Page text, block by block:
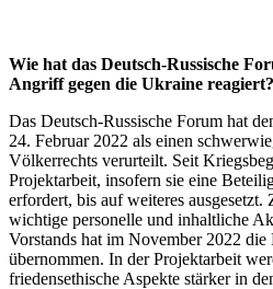
Wie hat das Deutsch-Russische
Angriff gegen die Ukraine reagiert?
Das Deutsch-Russische Forum hat
24. Februar 2022 als einen
Völkerrechts verurteilt. Seit
Projektarbeit, insofern sie eine
erfordert, bis auf weiteres ausgesetzt.
wichtige personelle und inhaltliche
Vorstands hat im November 2022 die
übernommen. In der Projektarbeit
friedensethische Aspekte stärker in